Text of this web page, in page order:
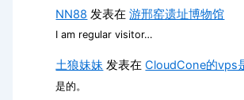
NN88 发表在游邢窑遗址博物馆
I am regular visitor…
土狼妹妹 发表在CloudCone的vps
是的。